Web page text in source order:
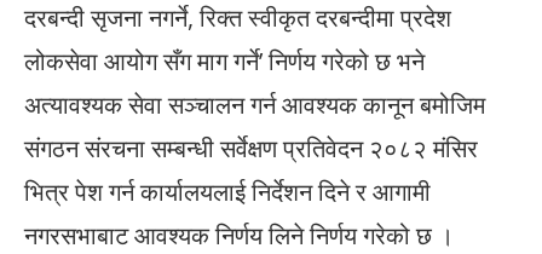
दरबन्दी सृजना नगर्ने, रिक्त स्वीकृत दरबन्दीमा प्रदेश
लोकसेवा आयोग सँग माग गर्ने’ निर्णय गरेको छ भने
अत्यावश्यक सेवा सञ्चालन गर्न आवश्यक कानून बमोजिम
संगठन संरचना सम्बन्धी सर्वेक्षण प्रतिवेदन २०८२ मंसिर
भित्र पेश गर्न कार्यालयलाई निर्देशन दिने र आगामी
नगरसभाबाट आवश्यक निर्णय लिने निर्णय गरेको छ ।